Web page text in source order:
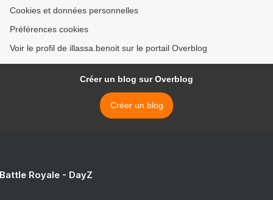
Cookies et données personnelles
Préférences cookies
Voir le profil de illassa.benoit sur le portail Overblog
Créer un blog sur Overblog
Créer un blog
Royale - DayZ